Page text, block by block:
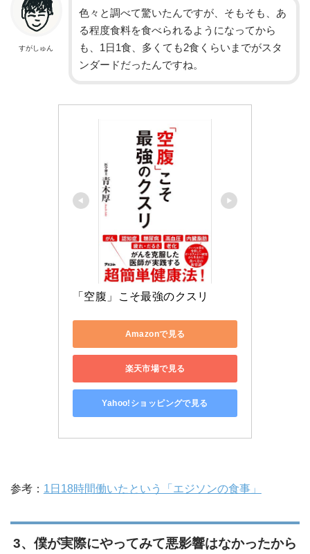
すがしゅん
色々と調べて驚いたんですが、そもそも、あ
る程度食料を食べられるようになってから
も、1日1食、多くても2食くらいまでがスタ
ンダードだったんですね。
「空腹」こそ最強のクスリ
Amazonで見る
楽天市場で見る
Yahoo!ショッピングで見る
参考： 1日18時間働いたという「エジソンの食事」
3、僕が実際にやってみて悪影響はなかったから